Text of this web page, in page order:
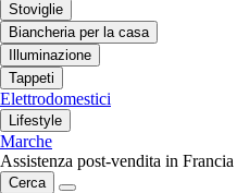
Stoviglie
Biancheria per la casa
Illuminazione
Tappeti
Elettrodomestici
Lifestyle
Marche
Assistenza post-vendita in Francia
Cerca